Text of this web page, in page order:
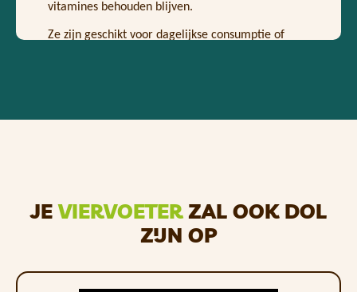
vitamines behouden blijven.
Ze zijn geschikt voor dagelijkse consumptie of
hebben ook een gunstig effect op het lichaam van
lichaamsbouw ondersteunt en een gezonde
JEVIERVOETERZAL OOK DOL
ZIJN OP